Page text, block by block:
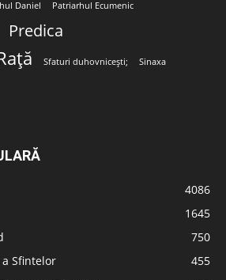
Daniel Patriarhul Ecumenic
Predica
Sfaturi duhovnicești; Sinaxa
4086
1645
750
Sfintelor
455